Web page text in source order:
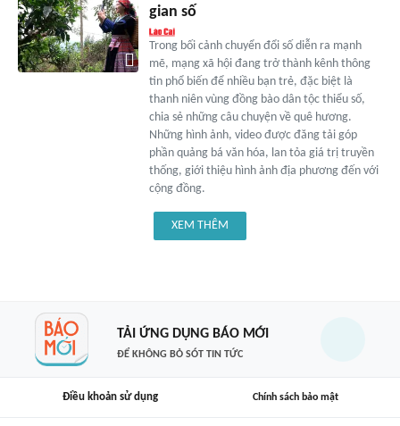
gian số
Trong bối cảnh chuyển đổi số diễn ra mạnh
mẽ, mạng xã hội đang trở thành kênh thông
tin phổ biến để nhiều bạn trẻ, đặc biệt là
thanh niên vùng đồng bào dân tộc thiểu số,
chia sẻ những câu chuyện về quê hương.
Những hình ảnh, video được đăng tải góp
phần quảng bá văn hóa, lan tỏa giá trị truyền
thống, giới thiệu hình ảnh địa phương đến với
cộng đồng.
XEM THÊM
TẢI ỨNG DỤNG BÁO MỚI
ĐỂ KHÔNG BỎ SÓT TIN TỨC
Điều khoản sử dụng Chính sách bảo mật